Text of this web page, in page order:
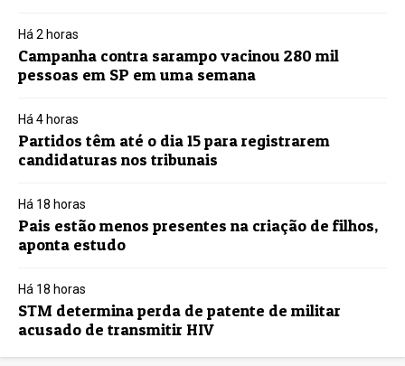
Há 2 horas
Campanha contra sarampo vacinou 280 mil
pessoas em SP em uma semana
Há 4 horas
Partidos têm até o dia 15 para registrarem
candidaturas nos tribunais
Há 18 horas
Pais estão menos presentes na criação de filhos,
aponta estudo
Há 18 horas
STM determina perda de patente de militar
acusado de transmitir HIV